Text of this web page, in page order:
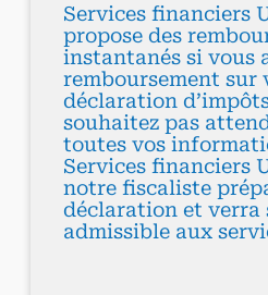
Services financiers
propose des
instantanés si vous
remboursement sur
déclaration
souhaitez pas
toutes vos
Services financiers
notre fiscaliste
déclaration et verra
admissible aux